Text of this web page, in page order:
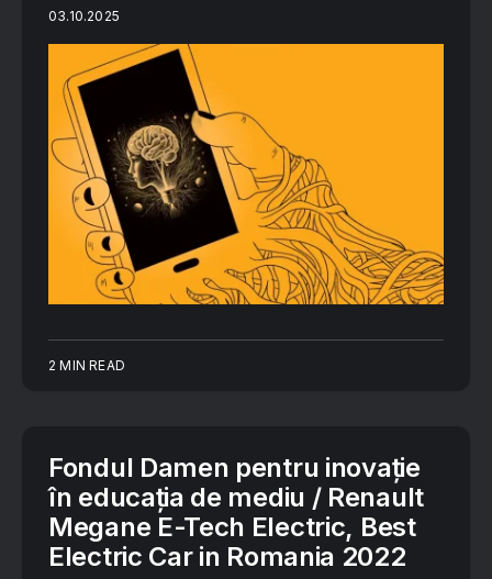
03.10.2025
2 MIN READ
Fondul Damen pentru inovaţie
în educaţia de mediu / Renault
Megane E-Tech Electric, Best
Electric Car in Romania 2022